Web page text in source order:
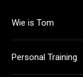
Wie is Tom
Personal Training